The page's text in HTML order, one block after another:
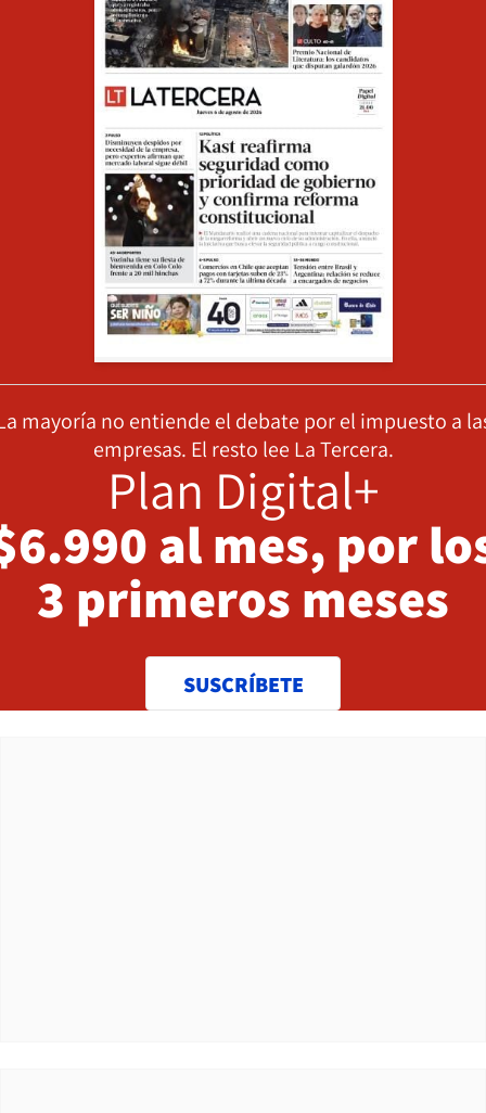
mayoría no entiende el debate por el impuesto a
empresas. El resto lee La Tercera.
Plan Digital+
al mes, por
3 primeros meses
SUSCRÍBETE